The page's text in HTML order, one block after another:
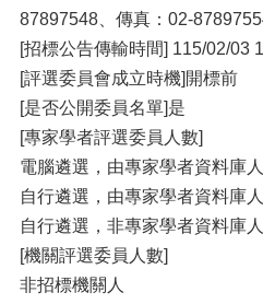
87897548、傳真：02-
[招標公告傳輸時間] 115/02/03
[評選委員會成立時機]開標前
[是否公開委員名單]是
[專家學者評選委員人數]
電腦遴選，由專家學者資料庫人
自行遴選，由專家學者資料庫人
自行遴選，非專家學者資料庫人
[機關評選委員人數]
非招標機關人